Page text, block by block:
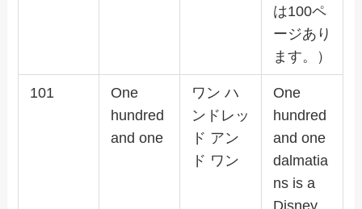
は100ペ
ージあり
ます。）
101
One
hundred
and one
ワン ハ
ンドレッ
ド アン
ド ワン
One
hundred
and one
dalmatia
ns is a
Disney